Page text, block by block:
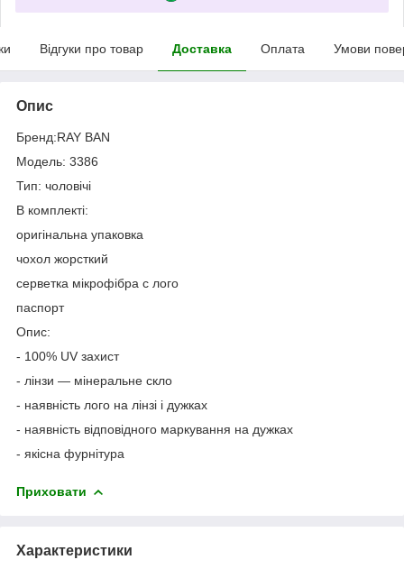
Відгуки про товар Доставка Оплата Умови
Опис
Бренд:RAY BAN
Модель: 3386
Тип: чоловічі
В комплекті:
оригінальна упаковка
чохол жорсткий
серветка мікрофібра c лого
паспорт
Опис:
- 100% UV захист
- лінзи ― мінеральне скло
- наявність лого на лінзі і дужках
- наявність відповідного маркування на дужках
- якісна фурнітура
Приховати
Характеристики